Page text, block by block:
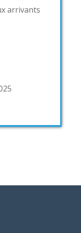
arrivants